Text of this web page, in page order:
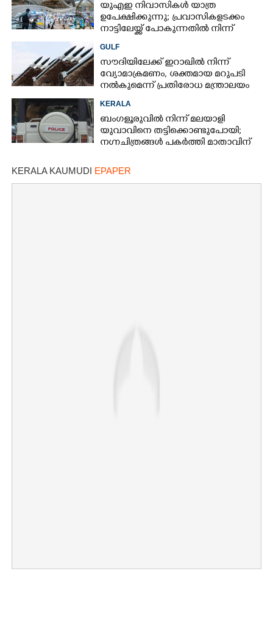
യുഎഇ നിവാസികൾ യാത്ര
ഉപേക്ഷിക്കുന്നു; പ്രവാസികളടക്കം
നാട്ടിലേയ്ക്ക് പോകുന്നതിൽ നിന്ന്
പിന്തിരിയാൻ കാരണം
GULF
സൗദിയിലേക്ക് ഇറാഖിൽ നിന്ന്
വ്യോമാക്രമണം,​ ശക്തമായ മറുപടി
നൽകുമെന്ന് പ്രതിരോധ മന്ത്രാലയം
KERALA
ബംഗളൂരുവിൽ നിന്ന് മലയാളി
യുവാവിനെ തട്ടിക്കൊണ്ടുപോയി;
നഗ്നചിത്രങ്ങൾ പകർത്തി മാതാവിന്
KERALA KAUMUDI EPAPER